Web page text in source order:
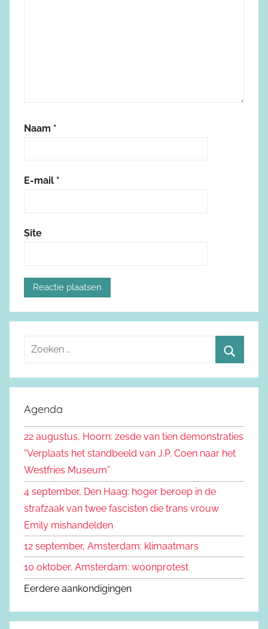
Naam *
E-mail *
Site
e
e
n
r
:
o
e
n
Agenda
22 augustus, Hoorn: zesde van tien demonstraties
“Verplaats het standbeeld van J.P. Coen naar het
Westfries Museum”
4 september, Den Haag: hoger beroep in de
strafzaak van twee fascisten die trans vrouw
Emily mishandelden
12 september, Amsterdam: klimaatmars
10 oktober, Amsterdam: woonprotest
Eerdere aankondigingen